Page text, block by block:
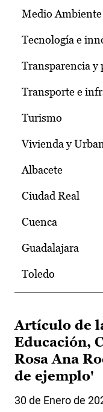
Medio Ambiente
Tecnología e
Transparencia y
Transporte e
Turismo
Vivienda y
Albacete
Ciudad Real
Cuenca
Guadalajara
Toledo
Artículo de
Educación,
Rosa Ana
de ejemplo'
30 de Enero de